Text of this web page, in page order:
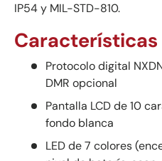
IP54 y MIL-STD-810.
Características
Protocolo digital
DMR opcional
Pantalla LCD de 10
fondo blanca
LED de 7 colores